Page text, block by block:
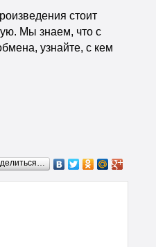
стоит
Мы знаем, что с
узнайте, с кем